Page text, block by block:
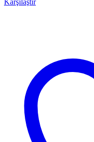
Karşılaştır